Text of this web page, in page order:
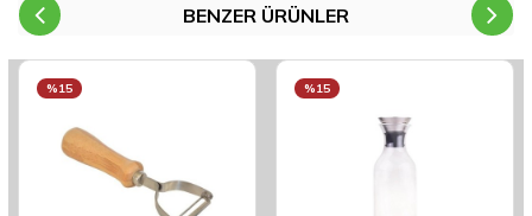
BENZER ÜRÜNLER
%15 %15